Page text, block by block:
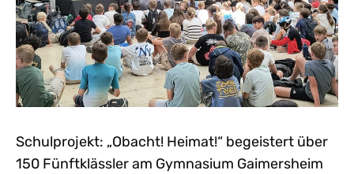
Schulprojekt: „Obacht! Heimat!“ begeistert über
150 Fünftklässler am Gymnasium Gaimersheim